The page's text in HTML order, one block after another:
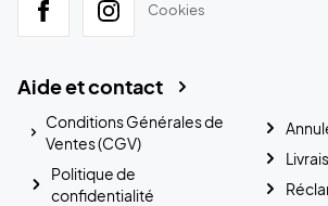
Cookies
Aide et contact
Conditions Générales de
Ventes (CGV)
Politique de
confidentialité